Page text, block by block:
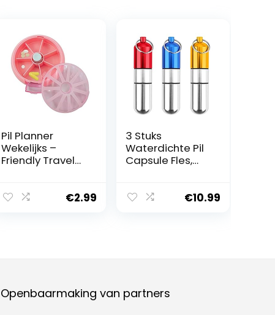
Pil Planner
Wekelijks –
Friendly Travel
Organizer,Doorzi
€2.99
3 Stuks
Waterdichte Pil
Capsule Fles,
Houder,
Buitenactiviteite
€10.99
Openbaarmaking van partners